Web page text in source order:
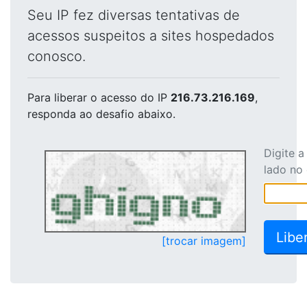
Seu IP fez diversas tentativas de
acessos suspeitos a sites hospedados
conosco.
Para liberar o acesso do IP 216.73.216.169,
responda ao desafio abaixo.
[trocar imagem]
Digite
lado no